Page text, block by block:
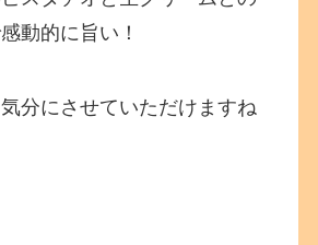
動的に旨い！
分にさせていただけますね